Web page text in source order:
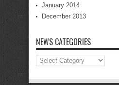
January 2014
December 2013
NEWS CATEGORIES
News
Categories